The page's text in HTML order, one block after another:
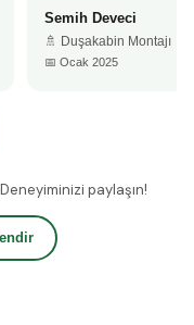
Semih Deveci
🚿 Duşakabin Montajı
📅 Ocak 2025
paylaşın!